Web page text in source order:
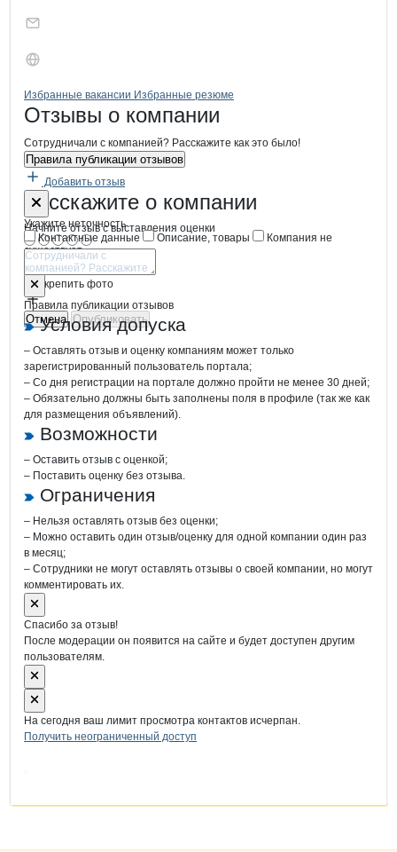
Брендыкомпани Кулачзян
Вакансии вКулачзян
Избранные вакансии Избранные резюме
Новости oКулачзян, ИП
Отзывы о компании
Сотрудничали с компанией? Расскажите как это было!
Правила публикации отзывов
Добавить отзыв
Расскажите о компании
Начните отзыв с выставления оценки
Прикрепить фото
Отмена Опубликовать
Форма обратной связи о
Укажите неточность
Контактные данные
Описание, товары
Компания не
существует
Отмена Опубликовать
Правила публикации отзывов
Условия допуска
– Оставлять отзыв и оценку компаниям может только
зарегистрированный пользователь портала;
– Со дня регистрации на портале должно пройти не менее 30 дней;
– Обязательно должны быть заполнены поля в профиле (так же как
для размещения объявлений).
Возможности
– Оставить отзыв с оценкой;
– Поставить оценку без отзыва.
Ограничения
– Нельзя оставлять отзыв без оценки;
– Можно оставить один отзыв/оценку для одной компании один раз
в месяц;
– Сотрудники не могут оставлять отзывы о своей компании, но могут
комментировать их.
Спасибо за отзыв!
После модерации он появится на сайте и будет доступен другим
пользователям.
На сегодня ваш лимит просмотра контактов исчерпан.
Получить неограниченный доступ